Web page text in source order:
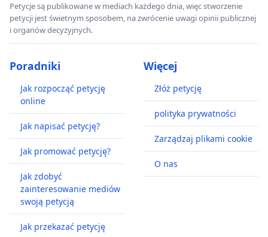
Petycje są publikowane w mediach każdego dnia, więc stworzenie
petycji jest świetnym sposobem, na zwrócenie uwagi opinii publicznej
i organów decyzyjnych.
Poradniki
Jak rozpocząć petycję
online
Jak napisać petycję?
Jak promować petycję?
Jak zdobyć
zainteresowanie mediów
swoją petycją
Jak przekazać petycję
Więcej
Złóż petycję
polityka prywatności
Zarządzaj plikami cookie
O nas